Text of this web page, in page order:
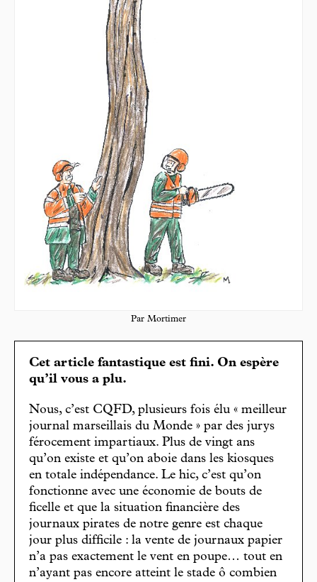
Par Mortimer
Cet article fantastique est fini. On espère
qu’il vous a plu.
Nous, c’est CQFD, plusieurs fois élu « meilleur
journal marseillais du Monde » par des jurys
férocement impartiaux. Plus de vingt ans
qu’on existe et qu’on aboie dans les kiosques
en totale indépendance. Le hic, c’est qu’on
fonctionne avec une économie de bouts de
ficelle et que la situation financière des
journaux pirates de notre genre est chaque
jour plus difficile : la vente de journaux papier
n’a pas exactement le vent en poupe… tout en
n’ayant pas encore atteint le stade ô combien